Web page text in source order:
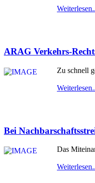
ARAG Verkehrs-
Zu schnell
Bei
Das